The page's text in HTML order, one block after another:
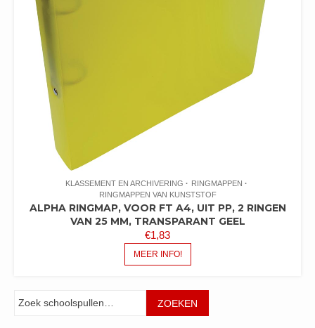
KLASSEMENT EN ARCHIVERING
RINGMAPPEN
RINGMAPPEN VAN KUNSTSTOF
ALPHA RINGMAP, VOOR FT A4, UIT PP, 2 RINGEN
VAN 25 MM, TRANSPARANT GEEL
€1,83
MEER INFO!
Zoeken
ZOEKEN